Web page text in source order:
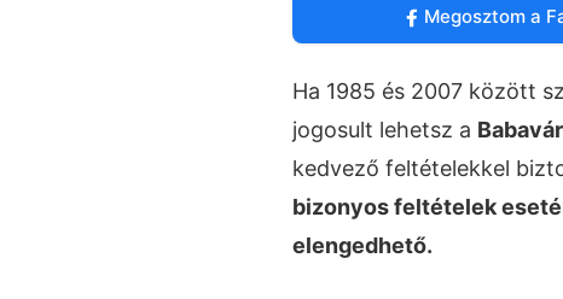
Megosztom a
Ha 1985 és 2007 között
jogosult lehetsz a
kedvező feltételekkel
bizonyos feltételek
elengedhető.